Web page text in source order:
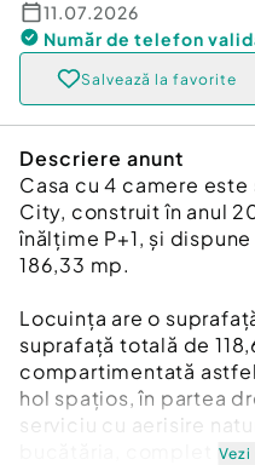
11.07.2026
Număr de telefon
Salvează la favorite
Descriere anunt
Casa cu 4 camere
City, construit în anul
înălțime P+1, și
186,33 mp.
Locuința are o
suprafață totală de
compartimentată
hol spațios, în partea
serviciu cu aerisire
bucătăria, complet